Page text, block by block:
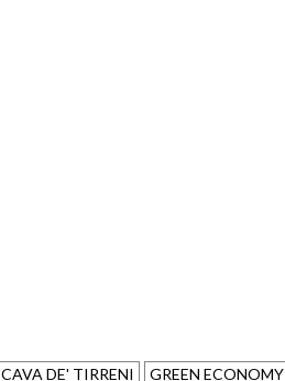
CAVA DE' TIRRENI GREEN ECONOMY